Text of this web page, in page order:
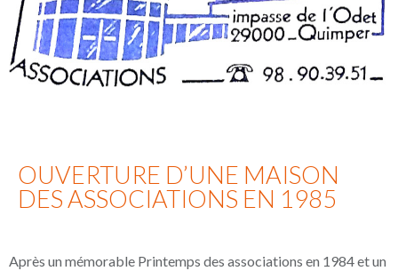
OUVERTURE D’UNE MAISON
DES ASSOCIATIONS EN 1985
Après un mémorable Printemps des associations en 1984 et un